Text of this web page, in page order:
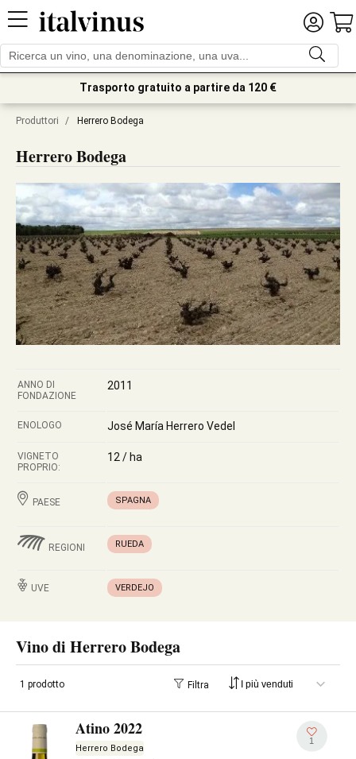
Trasporto gratuito a partire da 120 €
Produttori / Herrero Bodega
Herrero Bodega
ANNO DI
FONDAZIONE
2011
ENOLOGO José María Herrero Vedel
VIGNETO
PROPRIO:
12 / ha
PAESE SPAGNA
REGIONI RUEDA
UVE VERDEJO
Vino di Herrero Bodega
1 prodotto Filtra
Atino 2022
Herrero Bodega
1